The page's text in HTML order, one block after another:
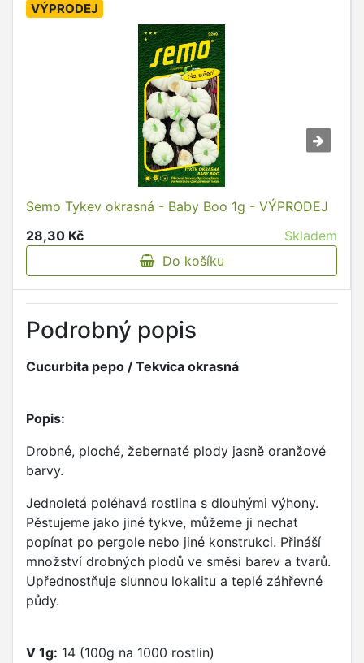
VÝPRODEJ
Semo Tykev okrasná - Baby Boo 1g - VÝPRODEJ
28,30 Kč
Skladem
Do košíku
Podrobný popis
Cucurbita pepo / Tekvica okrasná
Popis:
Drobné, ploché, žebernaté plody jasně oranžové
barvy.
Jednoletá poléhavá rostlina s dlouhými výhony.
Pěstujeme jako jiné tykve, můžeme ji nechat
popínat po pergole nebo jiné konstrukci. Přináší
množství drobných plodů ve směsi barev a tvarů.
Upřednostňuje slunnou lokalitu a teplé záhřevné
půdy.
V 1g: 14 (100g na 1000 rostlin)